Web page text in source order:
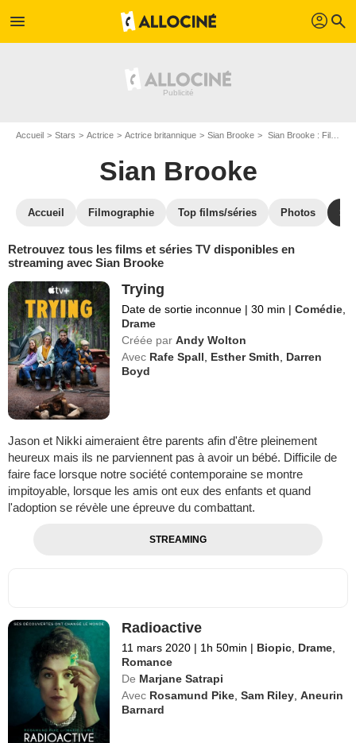
menu profil search
Accueil Stars Actrice Actrice britannique Sian Brooke Sian Brooke : Films et séries online
Sian Brooke
Accueil Filmographie Top films/séries Photos
Retrouvez tous les films et séries TV disponibles en
streaming avec Sian Brooke
Trying
Date de sortie inconnue | 30 min | Comédie
Drame
Créée par Andy Wolton
Avec Rafe Spall Esther Smith
Darren
Boyd
Jason et Nikki aimeraient être parents afin d'être pleinement
heureux mais ils ne parviennent pas à avoir un bébé. Difficile de
faire face lorsque notre société contemporaine se montre
impitoyable, lorsque les amis ont eux des enfants et quand
l'adoption se révèle une épreuve du combattant.
STREAMING
Radioactive
11 mars 2020 | 1h 50min | Biopic Drame
Romance
De Marjane Satrapi
Avec Rosamund Pike ,Sam Riley ,Aneurin
Barnard